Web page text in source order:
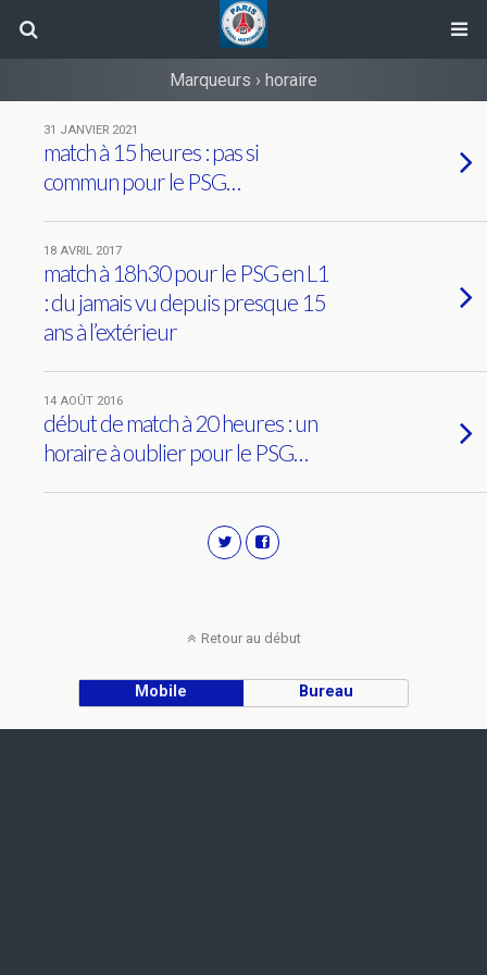
Marqueurs › horaire
31 JANVIER 2021
match à 15 heures : pas si
commun pour le PSG…
18 AVRIL 2017
match à 18h30 pour le PSG en L1
: du jamais vu depuis presque 15
ans à l’extérieur
14 AOÛT 2016
début de match à 20 heures : un
horaire à oublier pour le PSG…
Retour au début
Mobile Bureau